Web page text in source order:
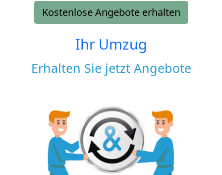
Kostenlose Angebote erhalten
Ihr Umzug
Erhalten Sie jetzt Angebote